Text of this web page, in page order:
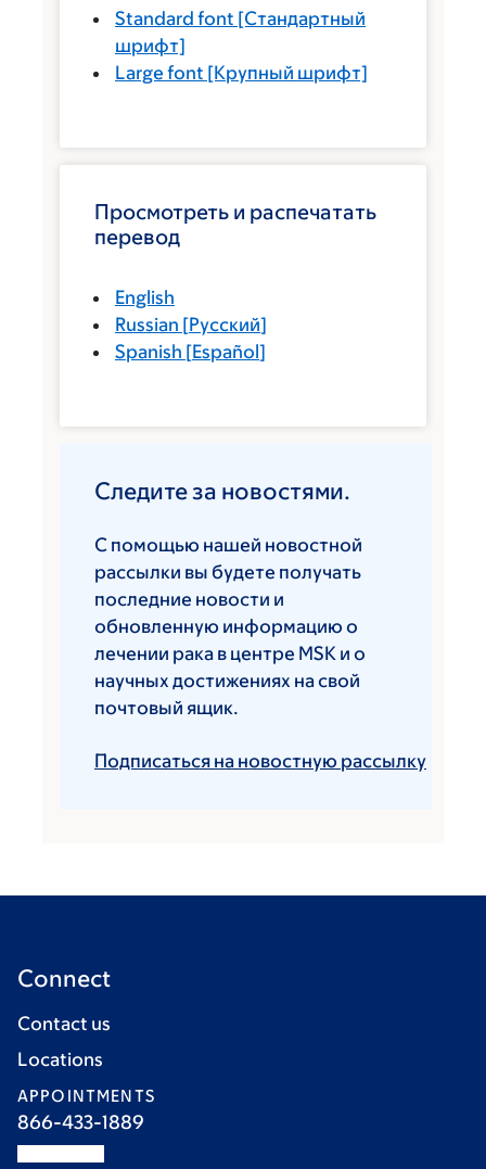
Standard font [Стандартный
шрифт]
Large font [Крупный шрифт]
Просмотреть и распечатать
перевод
English
Russian [Русский]
Spanish [Español]
Следите за новостями.
С помощью нашей новостной
рассылки вы будете получать
последние новости и
обновленную информацию о
лечении рака в центре MSK и о
научных достижениях на свой
почтовый ящик.
Подписаться на новостную рассылку
Connect
Contact us
Locations
APPOINTMENTS
866-433-1889